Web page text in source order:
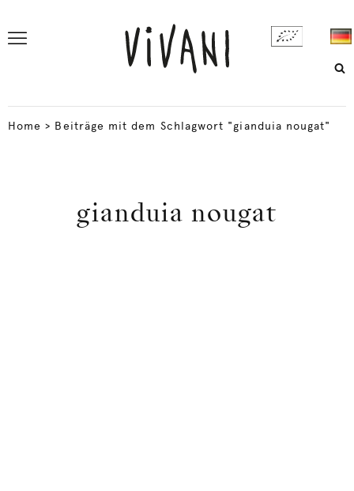
Home > Beiträge mit dem Schlagwort "gianduia nougat"
gianduia nougat